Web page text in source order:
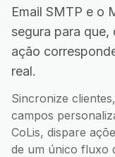
Email SMTP e o
segura para
ação
real.
Sincronize
campos
CoLis, dispare
de um único fluxo